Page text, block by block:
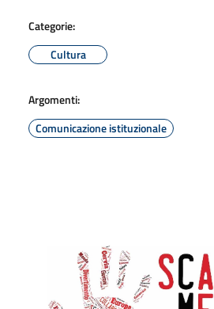
Categorie:
Cultura
Argomenti:
Comunicazione istituzionale